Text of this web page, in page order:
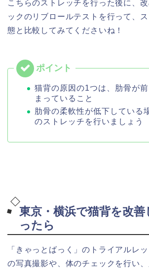
こちらのストレッチを行った後に、
ックのリブロールテストを行って、
態と比較してみてくださいね！
猫背の原因の1つは、肋骨が
まっていること
肋骨の柔軟性が低下している
のストレッチを行いましょう
東京・横浜で猫背を改
ったら
「きゃっとばっく」のトライアルレ
の写真撮影や、体のチェックを行い